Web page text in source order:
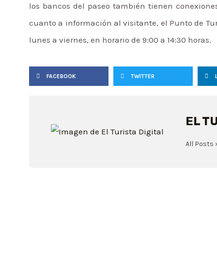
los bancos del paseo también tienen
cuanto a información al visitante, el Punto de
lunes a viernes, en horario de 9:00 a 14:30 horas.
FACEBOOK TWITTER
EL
All Posts